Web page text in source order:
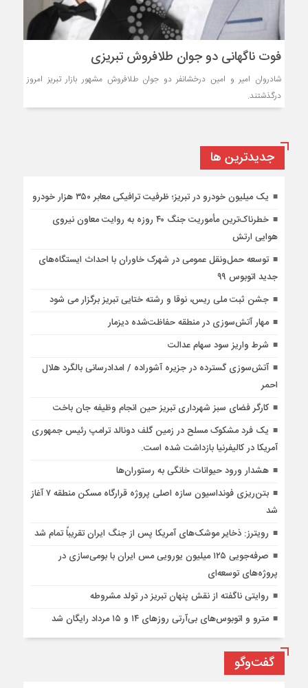
فوت ناگهانی دو جوان طلافروش تبریزی
شادروان امیر و امین درخشانفر دو جوان طلافروش مشهور بازار تبریز امروز
درگذشتند.
جديدترين ها
یک میلیون خودرو در تبریز؛ ظرفیت ترافیکی معابر ۳۵۰ هزار خودرو
خطرناک‌ترین مأموریت جنگ ۴۰ روزه به روایت معاون نیروی
هوایی ارتش
توسعه حمل‌ونقل عمومی در شهرک خاوران با احداث ایستگاه‌های
جدید اتوبوس ۹۹
جشن ثبت ملی ریس، نوقا و رشته ختایی تبریز برگزار می شود
مهار آتش‌سوزی در منطقه حفاظت‌شده دیزمار
شرط واریز سود سهام عدالت
آتش‌سوزی گسترده در جزیره آشوراده / امدادرسانی بالگرد هلال
احمر
کارگر فضای سبز شهرداری تبریز حین انجام وظیفه جان باخت
یک فرد مشکوک مسلح در زمین گلف دونالد ترامپ رئیس جمهوری
آمریکا در کالیفرنیا بازداشت شده است.
هشدار ورود حیوانات خانگی به رستوران‌ها
بتن‌ریزی فونداسیون سازه اصلی پروژه قرارگاه مسکن منطقه ۷ آغاز
شد
رویترز: ذخایر موشک‌های آمریکا پس از جنگ ایران تقریباً تمام شد
صرفه‌جویی ۱۲۵ میلیون یورویی مس ایران با بومی‌سازی در
پروژه‌های توسعه‌ای
روایتی ناگفته از نقش پنهان تبریز در تولد مشروطه
مترو و اتوبوس‌های بی‌آرتی روزهای ۱۴ و ۱۵ مرداد رایگان شد
گفت‌وگو